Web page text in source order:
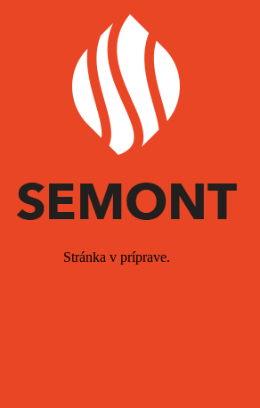
Stránka v príprave.